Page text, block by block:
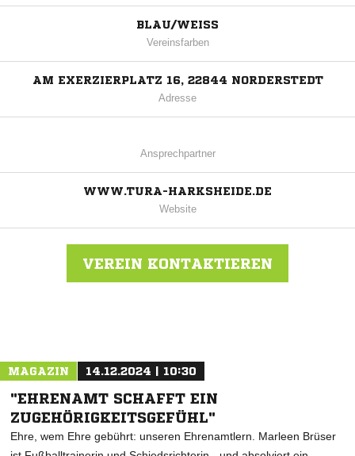
BLAU/WEISS
Vereinsfarben
AM EXERZIERPLATZ 16, 22844 NORDERSTEDT
Adresse
Ansprechpartner
WWW.TURA-HARKSHEIDE.DE
Website
VEREIN KONTAKTIEREN
MAGAZIN 14.12.2024 | 10:30
"EHRENAMT SCHAFFT EIN
ZUGEHÖRIGKEITSGEFÜHL"
Ehre, wem Ehre gebührt: unseren Ehrenamtlern. Marleen Brüser